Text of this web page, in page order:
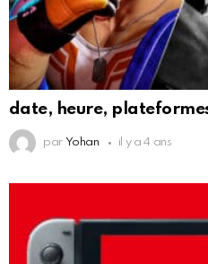
date, heure,
par Yohan il y a 4 ans